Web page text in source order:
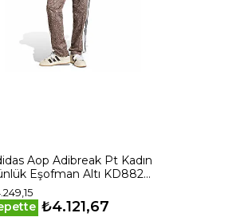
Aop Adibreak Pt Kadın
Eşofman Altı KD8820
₺4.121,67